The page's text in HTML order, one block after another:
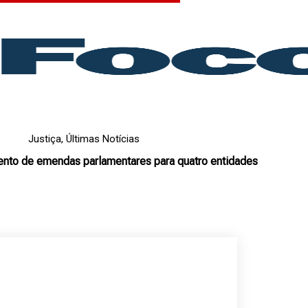
Justiça, Últimas Notícias
de emendas parlamentares para quatro entidades